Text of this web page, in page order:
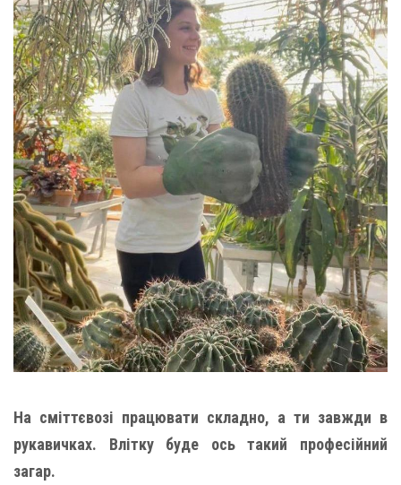
На сміттєвозі працювати складно, а ти завжди в
рукавичках. Влітку буде ось такий професійний
загар.